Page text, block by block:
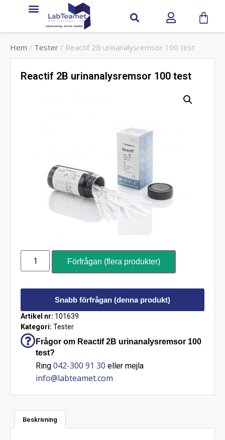
Hem / Tester / Reactif 2B urinanalysremsor 100 test
Reactif 2B urinanalysremsor 100 test
Förfrågan (flera produkter)
Snabb förfrågan (denna produkt)
Artikel nr: 101639
Kategori: Tester
Frågor om Reactif 2B urinanalysremsor 100
test?
Ring 042-300 91 30 eller mejla
info@labteamet.com
Beskrivning